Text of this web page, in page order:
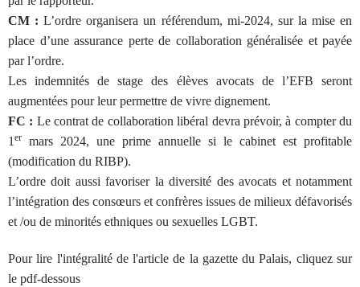
CM : L’ordre organisera un référendum, mi-2024, sur la mise en
place d’une assurance perte de collaboration généralisée et payée
par l’ordre.
Les indemnités de stage des élèves avocats de l’EFB seront
augmentées pour leur permettre de vivre dignement.
FC : Le contrat de collaboration libéral devra prévoir, à compter du
1 er
mars 2024, une prime annuelle si le cabinet est profitable
(modification du RIBP).
L’ordre doit aussi favoriser la diversité des avocats et notamment
l’intégration des consœurs et confrères issues de milieux défavorisés
et /ou de minorités ethniques ou sexuelles LGBT.
Pour lire l'intégralité de l'article de la gazette du Palais, cliquez sur
le pdf-dessous